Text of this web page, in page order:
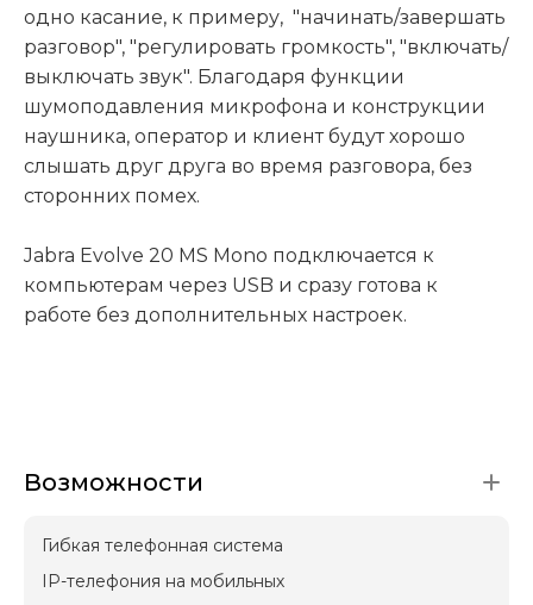
одно касание, к примеру, "начинать/завершать
разговор", "регулировать громкость", "включать/
выключать звук". Благодаря функции
шумоподавления микрофона и конструкции
наушника, оператор и клиент будут хорошо
слышать друг друга во время разговора, без
сторонних помех.
Jabra Evolve 20 MS Mono подключается к
компьютерам через USB и сразу готова к
работе без дополнительных настроек.
Возможности
Гибкая телефонная система
IP-телефония на мобильных